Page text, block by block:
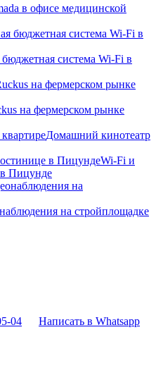
в офисе медицинской
система Wi-Fi в
на фермерском рынке
Домашний кинотеатр
Wi-Fi и
в Пицунде
на стройплощадке
04
Написать в Whatsapp